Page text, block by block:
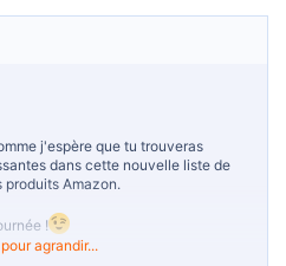
j'espère que tu trouveras
dans cette nouvelle liste de
produits Amazon.
!
agrandir...